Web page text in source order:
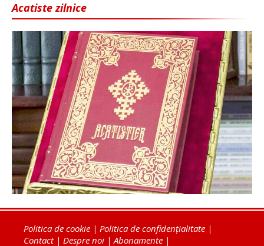
Acatiste zilnice
Politica de cookie | Politica de confidențialitate |
Contact| Despre noi |Abonamente |